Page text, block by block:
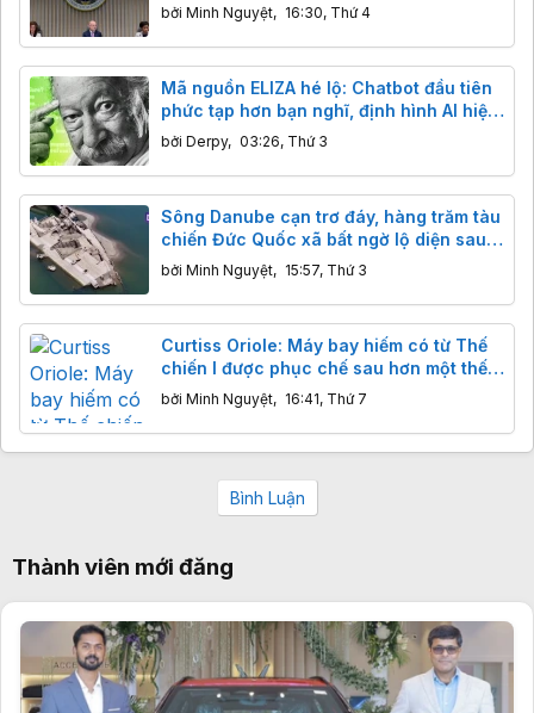
bởi Minh Nguyệt, 16:30, Thứ 4
Mã nguồn ELIZA hé lộ: Chatbot đầu tiên
phức tạp hơn bạn nghĩ, định hình AI hiện
đại
bởi Derpy, 03:26, Thứ 3
Sông Danube cạn trơ đáy, hàng trăm tàu
chiến Đức Quốc xã bất ngờ lộ diện sau
80 năm
bởi Minh Nguyệt, 15:57, Thứ 3
Curtiss Oriole: Máy bay hiếm có từ Thế
chiến I được phục chế sau hơn một thế
kỷ
bởi Minh Nguyệt, 16:41, Thứ 7
Bình Luận
Thành viên mới đăng